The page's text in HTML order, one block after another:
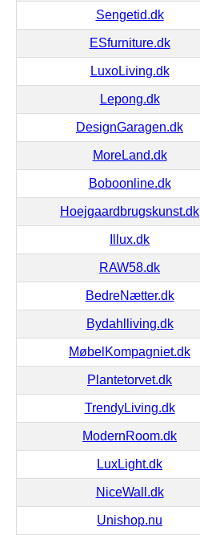
Sengetid.dk
ESfurniture.dk
LuxoLiving.dk
Lepong.dk
DesignGaragen.dk
MoreLand.dk
Boboonline.dk
Hoejgaardbrugskunst.dk
Illux.dk
RAW58.dk
BedreNætter.dk
Bydahlliving.dk
MøbelKompagniet.dk
Plantetorvet.dk
TrendyLiving.dk
ModernRoom.dk
LuxLight.dk
NiceWall.dk
Unishop.nu